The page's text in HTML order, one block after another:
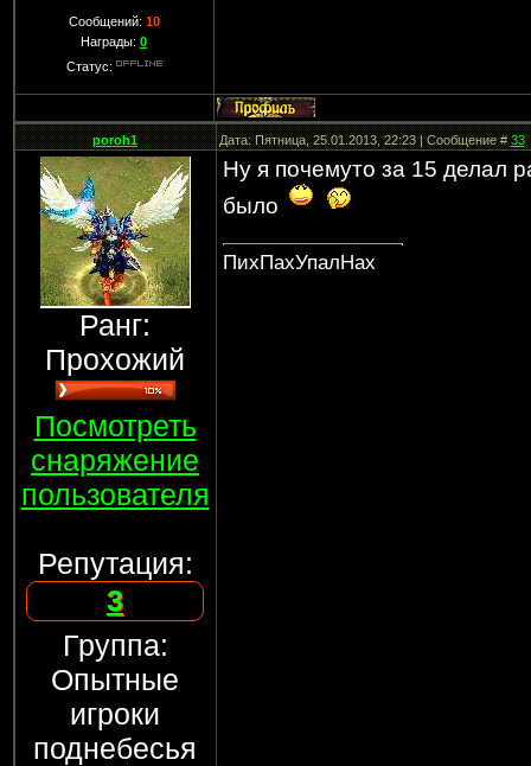
Сообщений: 10
Награды: 0
Статус:
poroh1 Дата: Пятница, 25.01.2013, 22:23 | Сообщение #33
Ранг:
Прохожий
Посмотреть
снаряжение
пользователя
Репутация:
3
Группа:
Опытные
игроки
поднебесья
Ну я почемуто за 15 делал
было
ПихПахУпалНах